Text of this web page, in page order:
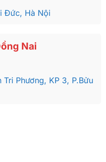
Đức, Hà Nội
Nai
Phương, KP 3, P.Bửu